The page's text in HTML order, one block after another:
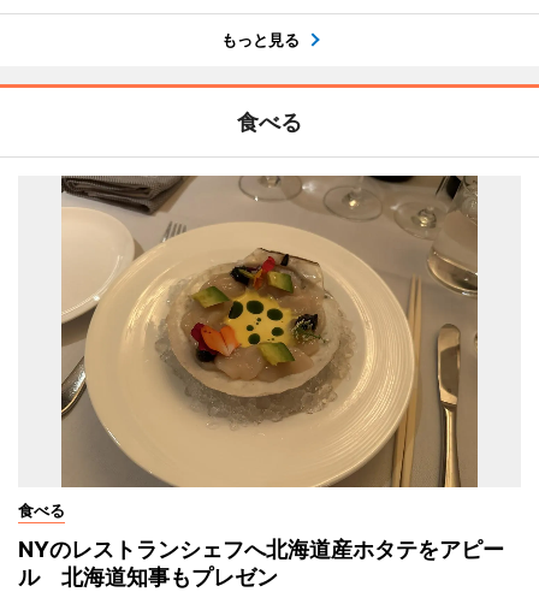
もっと見る
食べる
食べる
NYのレストランシェフへ北海道産ホタテをアピー
ル 北海道知事もプレゼン